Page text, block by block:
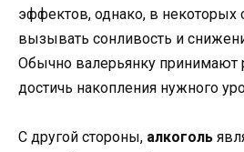
эффектов, однако, в некоторых
вызывать сонливость и
Обычно валерьянку принимают
достичь накопления нужного
С другой стороны, алкоголь